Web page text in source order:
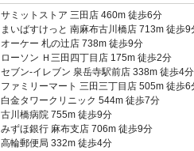
サミットストア 三田店 460m 徒歩6分
まいばすけっと 南麻布古川橋店 713m 徒歩9
オーケー 札の辻店 738m 徒歩9分
ローソン Ｈ三田四丁目店 175m 徒歩2分
セブン-イレブン 泉岳寺駅前店 338m 徒歩4分
ファミリーマート 三田三丁目店 505m 徒歩6
白金タワークリニック 544m 徒歩7分
古川橋病院 755m 徒歩9分
みずほ銀行 麻布支店 706m 徒歩9分
高輪郵便局 332m 徒歩4分